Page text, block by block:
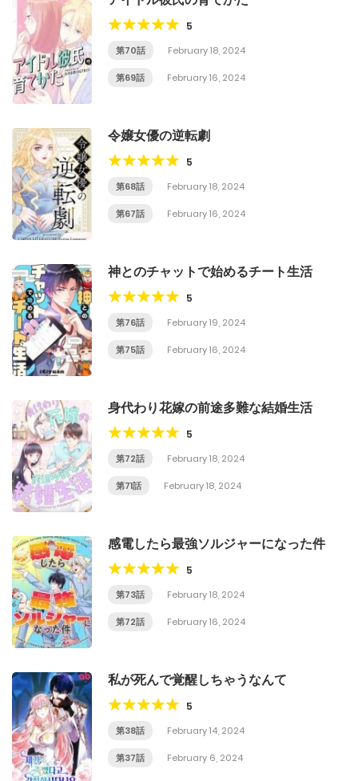
5
第70話 February 18, 2024
第69話 February 16, 2024
令嬢女優の逆転劇
5
第68話 February 18, 2024
第67話 February 16, 2024
神とのチャットで始めるチート生活
5
第76話 February 19, 2024
第75話 February 16, 2024
身代わり花嫁の前途多難な結婚生活
5
第72話 February 18, 2024
第71話 February 18, 2024
感電したら最強ソルジャーになった件
5
第73話 February 18, 2024
第72話 February 16, 2024
私が死んで覚醒しちゃうなんて
5
第38話 February 14, 2024
第37話 February 6, 2024